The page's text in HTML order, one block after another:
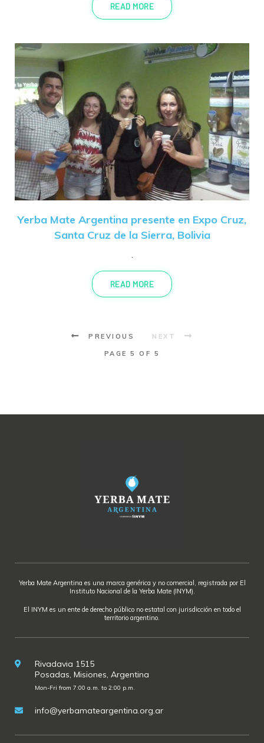
READ MORE
Yerba Mate Argentina presente en Expo Cruz,
Santa Cruz de la Sierra, Bolivia
.
READ MORE
PAGE 5 OF 5
PREVIOUS NEXT
Yerba Mate Argentina es una marca genérica y no comercial, registrada por El
Instituto Nacional de la Yerba Mate (INYM).
El INYM es un ente de derecho público no estatal con jurisdicción en todo el
territorio argentino.
Rivadavia 1515
Posadas, Misiones, Argentina
Mon-Fri from 7:00 a.m. to 2:00 p.m.
info@yerbamateargentina.org.ar